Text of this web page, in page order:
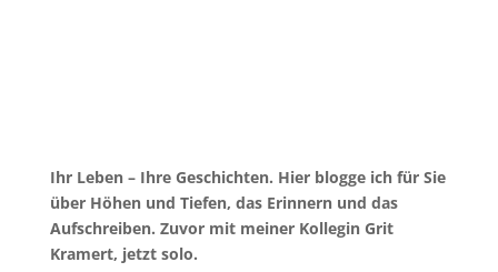
Ihr Leben – Ihre Geschichten. Hier blogge ich für Sie
über Höhen und Tiefen, das Erinnern und das
Aufschreiben. Zuvor mit meiner Kollegin Grit
Kramert, jetzt solo.